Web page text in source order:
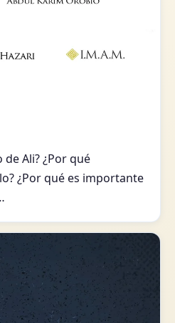
Ali? ¿Por qué
¿Por qué es importante